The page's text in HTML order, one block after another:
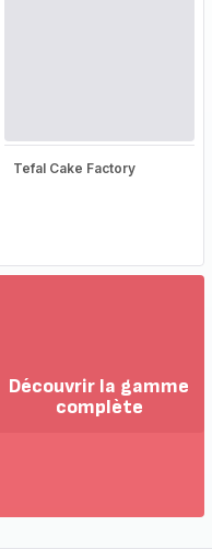
Tefal Cake Factory
Découvrir la gamme
complète
la